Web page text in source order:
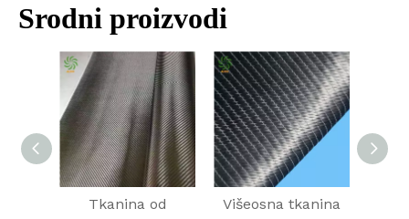
Srodni proizvodi
Tkanina od
Višeosna tkanina